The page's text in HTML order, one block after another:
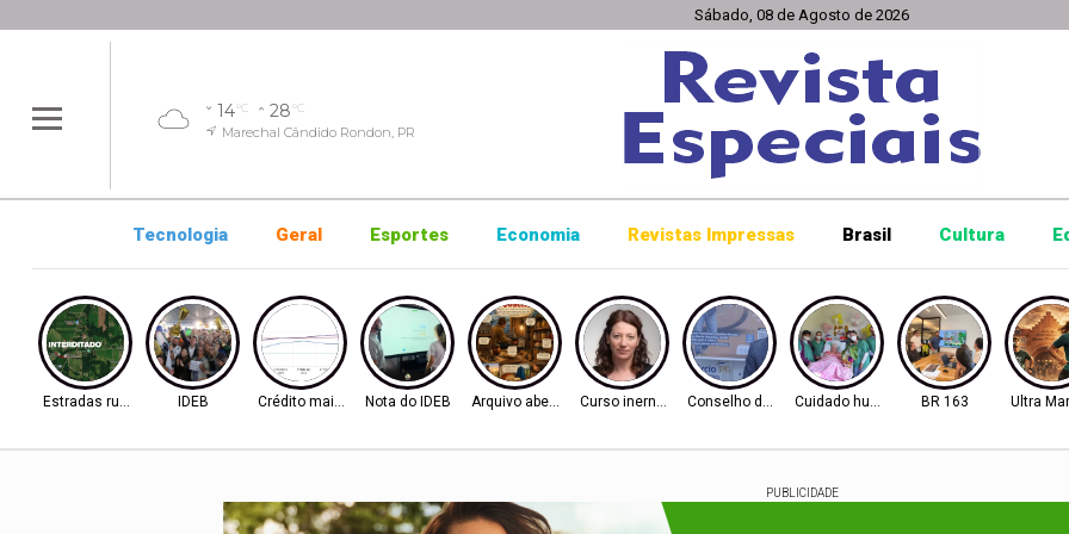
Sábado, 08 de Agosto de 2026
14°C 28°C
Marechal Cândido Rondon, PR
Tecnologia Geral Esportes Economia Revistas Impressas Brasil Cultura
Estradas rurais IDEB Crédito mais difícilNota do IDEB Arquivo aberto Curso inernacionalConselho de InovaçãoCuidado humanizadoBR 163 Ultra
PUBLICIDADE